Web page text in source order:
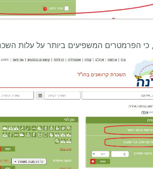
כי הפרמטרים המשפיעים ביותר על עלות